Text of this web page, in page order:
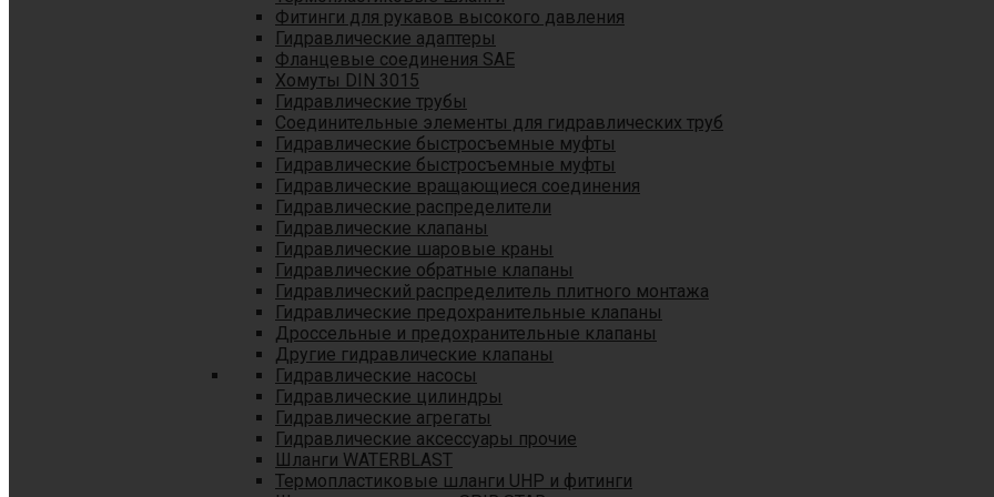
Фитинги для рукавов высокого давления
Гидравлические адаптеры
Фланцевые соединения SAE
Хомуты DIN 3015
Гидравлические трубы
Соединительные элементы для гидравлических труб
Гидравлические быстросъемные муфты
Гидравлические быстросъемные муфты
Гидравлические вращающиеся соединения
Гидравлические распределители
Гидравлические клапаны
Гидравлические шаровые краны
Гидравлические обратные клапаны
Гидравлический распределитель плитного монтажа
Гидравлические предохранительные клапаны
Дроссельные и предохранительные клапаны
Другие гидравлические клапаны
Гидравлические насосы
Гидравлические цилиндры
Гидравлические агрегаты
Гидравлические аксессуары прочие
Шланги WATERBLAST
Термопластиковые шланги UHP и фитинги